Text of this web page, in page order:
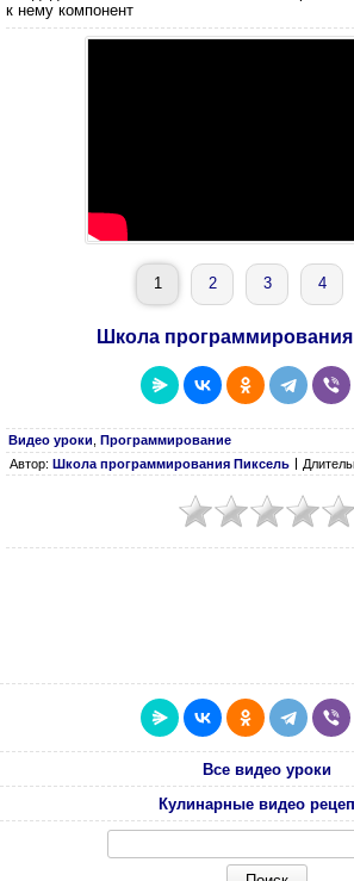
к нему компонент
1 2 3 4
Школа
Видео уроки Программирование
Автор: Школа программирования Пиксель
Все видео уроки
Кулинарные видео